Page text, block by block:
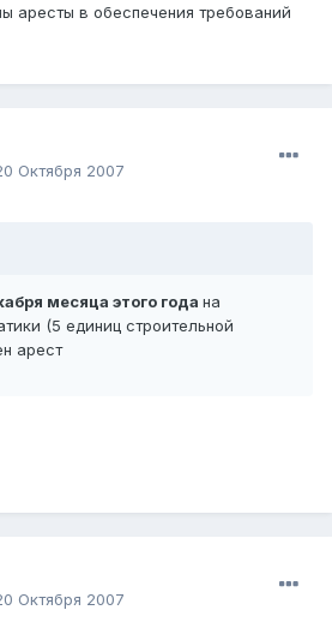
аресты в обеспечения требований
Октября 2007
месяца этого года на
(5 единиц строительной
арест
Октября 2007